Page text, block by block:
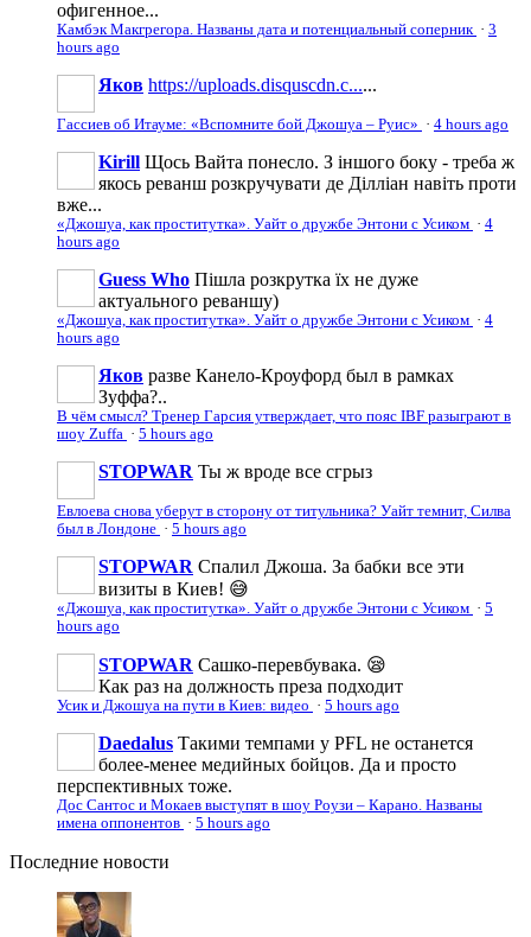
офигенное...
Камбэк Макгрегора. Названы дата и потенциальный соперник · 3
hours ago
Яков https://uploads.disquscdn.c......
Гассиев об Итауме: «Вспомните бой Джошуа – Руис» · 4 hours ago
Kirill Щось Вайта понесло. З іншого боку - треба ж
якось реванш розкручувати де Ділліан навіть проти
вже...
«Джошуа, как проститутка». Уайт о дружбе Энтони с Усиком · 4
hours ago
Guess Who Пішла розкрутка їх не дуже
актуального реваншу)
«Джошуа, как проститутка». Уайт о дружбе Энтони с Усиком · 4
hours ago
Яков разве Канело-Кроуфорд был в рамках
Зуффа?..
В чём смысл? Тренер Гарсия утверждает, что пояс IBF разыграют в
шоу Zuffa · 5 hours ago
STOPWAR Ты ж вроде все сгрыз
Евлоева снова уберут в сторону от титульника? Уайт темнит, Силва
был в Лондоне · 5 hours ago
STOPWAR Спалил Джоша. За бабки все эти
визиты в Киев! 😅
«Джошуа, как проститутка». Уайт о дружбе Энтони с Усиком · 5
hours ago
STOPWAR Сашко-перевбувака. 😪
Как раз на должность преза подходит
Усик и Джошуа на пути в Киев: видео · 5 hours ago
Daedalus Такими темпами у PFL не останется
более-менее медийных бойцов. Да и просто
перспективных тоже.
Дос Сантос и Мокаев выступят в шоу Роузи – Карано. Названы
имена оппонентов · 5 hours ago
Последние новости